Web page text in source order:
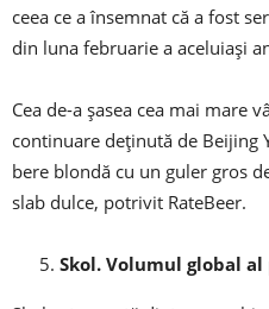
ceea ce a însemnat că a fost
din luna februarie a aceluiași
Cea de-a șasea cea mai mare
continuare deținută de Beijing
bere blondă cu un guler gros
slab dulce, potrivit RateBeer.
Skol. Volumul global